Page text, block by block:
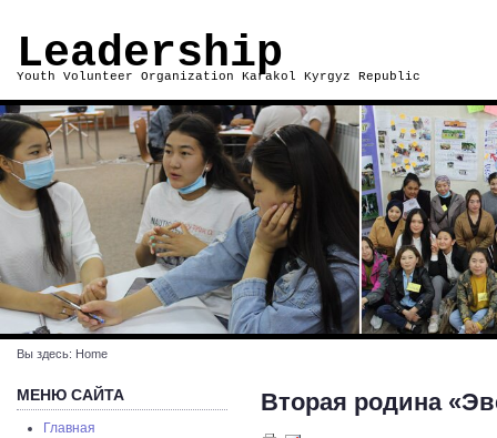
Leadership
Youth Volunteer Organization Karakol Kyrgyz Republic
Вы здесь: Home
МЕНЮ САЙТА
Главная
Вторая родина